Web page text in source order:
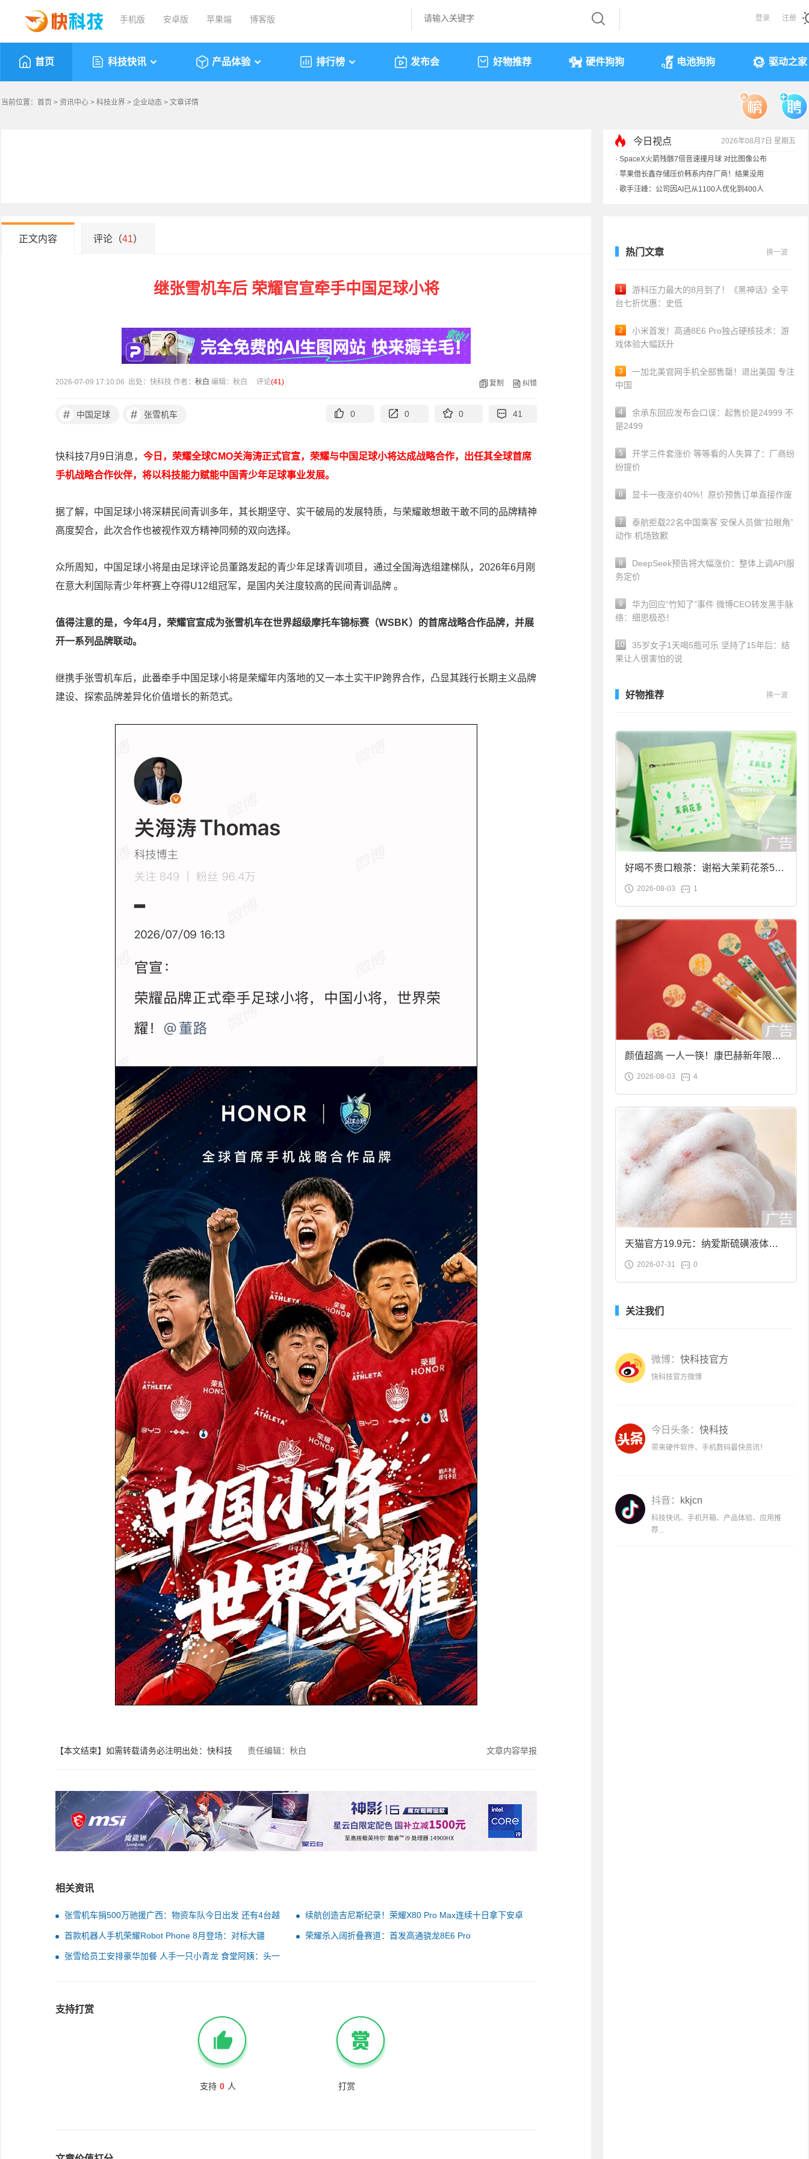
手机版 安卓版 苹果端 博客版 登录 注册
首页 科技快讯 产品体验 排行榜 发布会 好物推荐 硬件狗狗 电池狗狗 驱动之家
当前位置： 首页 > 资讯中心 > 科技业界 > 企业动态 > 文章详情
今日视点
2026年08月7日 星期五
正文内容 评论（41）
继张雪机车后 荣耀官宣牵手中国足球小将
2026-07-09 17:10:06 出处：快科技 作者： 秋白 编辑：秋白 评论(41) 复制 纠错
# 中国足球 # 张雪机车 0 0 0 41
快科技7月9日消息， 今日，荣耀全球CMO关海涛正式官宣，荣耀与中国足球小将达成战略合作，出任其全球首席
手机战略合作伙伴，将以科技能力赋能中国青少年足球事业发展。
据了解，中国足球小将深耕民间青训多年，其长期坚守、实干破局的发展特质，与荣耀敢想敢干敢不同的品牌精神
高度契合，此次合作也被视作双方精神同频的双向选择。
众所周知，中国足球小将是由足球评论员董路发起的青少年足球青训项目，通过全国海选组建梯队，2026年6月刚
在意大利国际青少年杯赛上夺得U12组冠军，是国内关注度较高的民间青训品牌 。
值得注意的是，今年4月，荣耀官宣成为张雪机车在世界超级摩托车锦标赛（WSBK）的首席战略合作品牌，并展
开一系列品牌联动。
继携手张雪机车后，此番牵手中国足球小将是荣耀年内落地的又一本土实干IP跨界合作，凸显其践行长期主义品牌
建设、探索品牌差异化价值增长的新范式。
【本文结束】如需转载请务必注明出处：快科技 责任编辑：秋白 文章内容举报
相关资讯
张雪机车捐500万驰援广西：物资车队今日出发 还有4台越
野摩托车
续航创造吉尼斯纪录！荣耀X80 Pro Max连续十日拿下安卓
销量冠军：1699.15元起
首款机器人手机荣耀Robot Phone 8月登场：对标大疆
Pocket系列
荣耀杀入阔折叠赛道：首发高通骁龙8E6 Pro
张雪给员工安排豪华加餐 人手一只小青龙 食堂阿姨：头一
支持打赏
支持 0 人 打赏
热门文章 换一波
1
游科压力最大的8月到了！《黑神话》全平
台七折优惠：史低
2
小米首发！高通8E6 Pro独占硬核技术：游
戏体验大幅跃升
3
一加北美官网手机全部售罄！退出美国 专注
中国
4
余承东回应发布会口误：起售价是24999 不
是2499
5
开学三件套涨价 等等看的人失算了：厂商纷
纷提价
6 显卡一夜涨价40%！原价预售订单直接作废
7
泰航拒载22名中国乘客 安保人员做“拉眼角”
动作 机场致歉
8
DeepSeek预告将大幅涨价：整体上调API服
务定价
9
华为回应“竹知了”事件 微博CEO转发黑手脉
络：细思极恐！
10
35岁女子1天喝5瓶可乐 坚持了15年后：结
果让人很害怕的说
好物推荐 换一波
好喝不贵口粮茶：谢裕大茉莉花茶50g
袋装9.9元到手
2026-08-03 1
颜值超高 一人一筷！康巴赫新年限定
合金筷子大促：19.9元
2026-08-03 4
天猫官方19.9元：纳爱斯硫磺液体香
皂2斤大促
2026-07-31 0
关注我们
微博： 快科技官方
快科技官方微博
今日头条： 快科技
带来硬件软件、手机数码最快资讯！
抖音： kkjcn
科技快讯、手机开箱、产品体验、应用推
荐...